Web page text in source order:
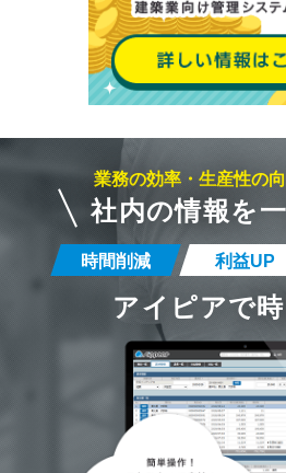
業務の効率・生産性の
社内の情報を
時間削減 利益UP
アイピアで